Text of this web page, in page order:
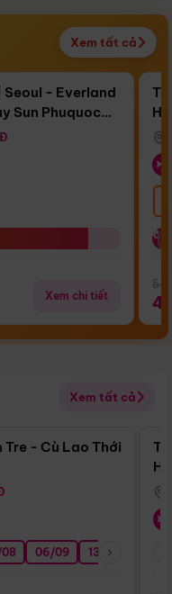
Xem tất cả
Điểm nổi bật
Seoul - Everland
Sun Phuquoc
Xem chi tiết
Xem tất cả
Điểm nổi bật
Tre - Cù Lao Thới
06/09 13/09